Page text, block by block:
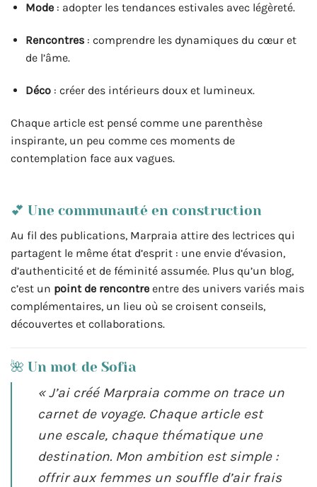
Mode: adopter les tendances estivales avec légèreté.
Rencontres: comprendre les dynamiques du cœur et
de l’âme.
Déco: créer des intérieurs doux et lumineux.
Chaque article est pensé comme une parenthèse
inspirante, un peu comme ces moments de
contemplation face aux vagues.
💕 Une communauté en construction
Au fil des publications, Marpraia attire des lectrices qui
partagent le même état d’esprit : une envie d’évasion,
d’authenticité et de féminité assumée. Plus qu’un blog,
c’est un point de rencontre entre des univers variés mais
complémentaires, un lieu où se croisent conseils,
découvertes et collaborations.
🌺 Un mot de Sofia
« J’ai créé Marpraia comme on trace un
carnet de voyage. Chaque article est
une escale, chaque thématique une
destination. Mon ambition est simple :
offrir aux femmes un souffle d’air frais